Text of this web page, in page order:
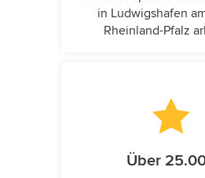
in Ludwigshafen
Rheinland-Pfalz
Über